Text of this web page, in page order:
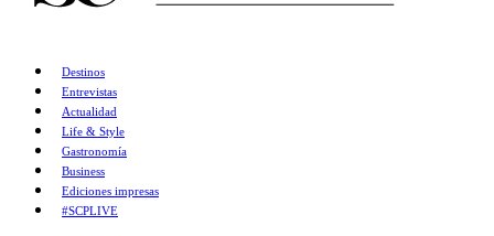
Destinos
Entrevistas
Actualidad
Life & Style
Gastronomía
Business
Ediciones impresas
#SCPLIVE